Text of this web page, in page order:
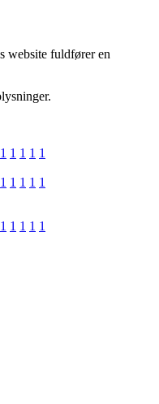
website fuldfører en
1 1 1 1 1
1 1 1 1 1
1 1 1 1 1